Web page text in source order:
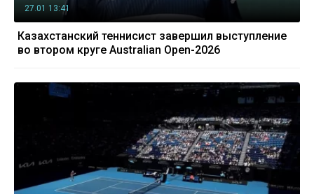
27.01 13:41
Казахстанский теннисист завершил выступление
во втором круге Australian Open-2026